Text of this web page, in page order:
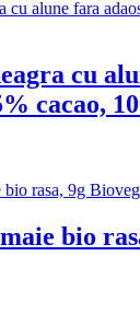
cu
cacao,
bio